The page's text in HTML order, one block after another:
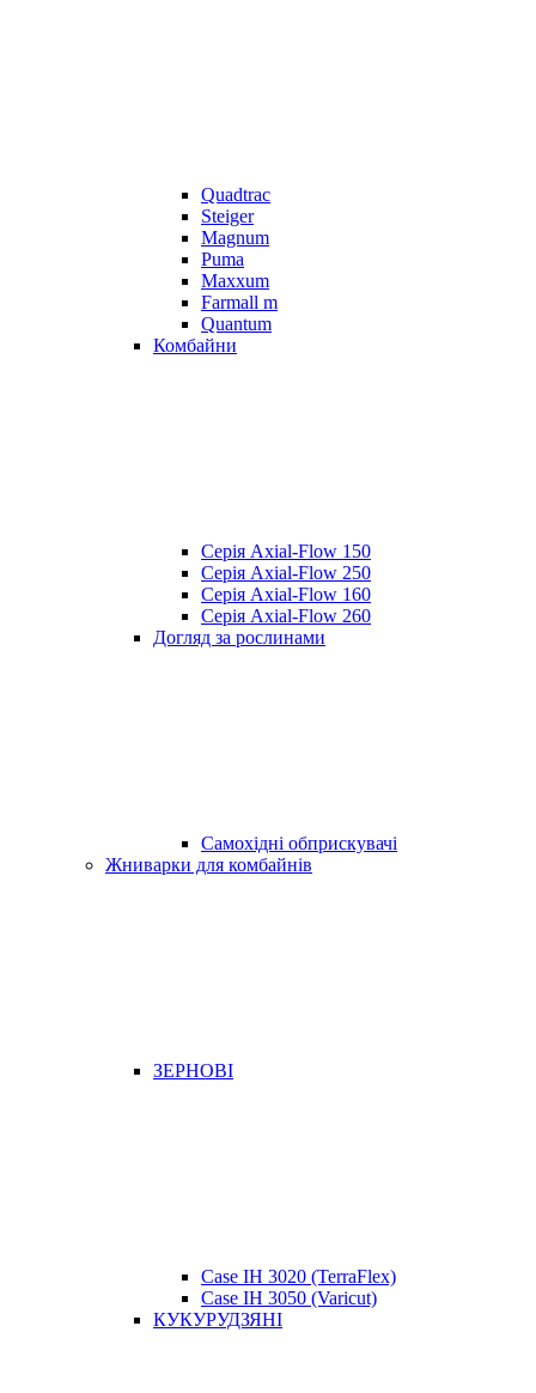
Quadtrac
Steiger
Magnum
Puma
Maxxum
Farmall m
Quantum
Комбайни
Серія Axial-Flow 150
Серія Axial-Flow 250
Серія Axial-Flow 160
Серія Axial-Flow 260
Догляд за рослинами
Самохідні обприскувачі
Жниварки для комбайнів
ЗЕРНОВІ
Case IH 3020 (TerraFlex)
Case IH 3050 (Varicut)
КУКУРУДЗЯНІ